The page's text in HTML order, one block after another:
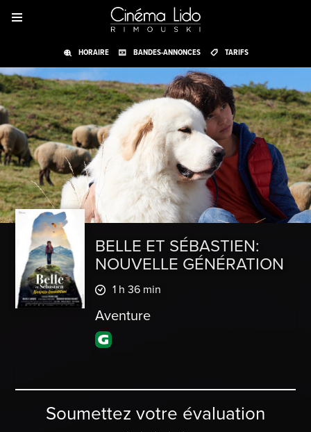
HORAIRE BANDES-ANNONCES TARIFS
BELLE ET SÉBASTIEN:
NOUVELLE GÉNÉRATION
1 h 36 min
Aventure
Soumettez votre évaluation